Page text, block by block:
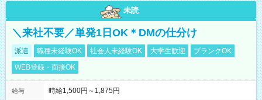
未読
＼来社不要／単発1日OK＊DMの仕分け
派遣 職種未経験OK 社会人未経験OK 大学生歓迎
ブランクOK
WEB登録・面接OK
給与 時給1,500円～1,875円